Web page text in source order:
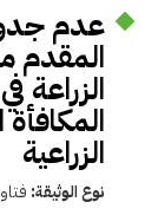
عدم
المقدم
الزراعية
نوع الوثيقة: